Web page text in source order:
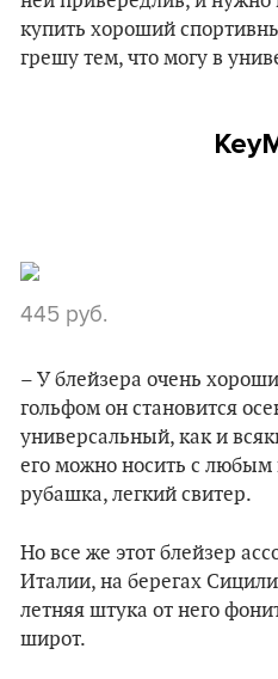
купить хороший
грешу тем, что могу в
445 руб.
– У блейзера очень
гольфом он становится
универсальный, как и
его можно носить с любым
рубашка, легкий свитер.
Но все же этот блейзер
Италии, на берегах
летняя штука от него
широт.